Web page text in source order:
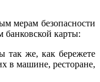
мерам безопасности
банковской карты:
так же, как бережете
в машине, ресторане,